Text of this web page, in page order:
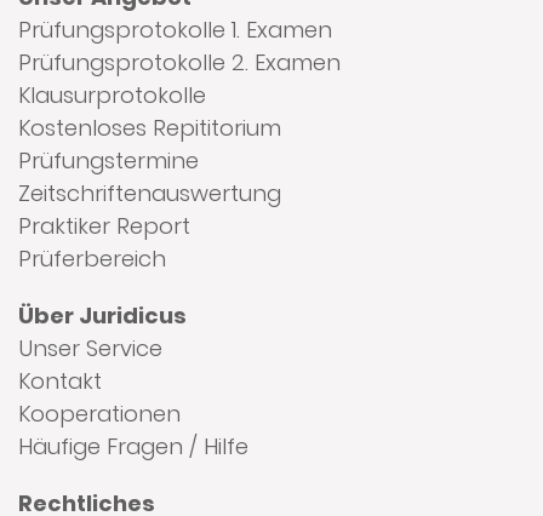
Prüfungsprotokolle 1. Examen
Prüfungsprotokolle 2. Examen
Klausurprotokolle
Kostenloses Repititorium
Prüfungstermine
Zeitschriftenauswertung
Praktiker Report
Prüferbereich
Über Juridicus
Unser Service
Kontakt
Kooperationen
Häufige Fragen / Hilfe
Rechtliches